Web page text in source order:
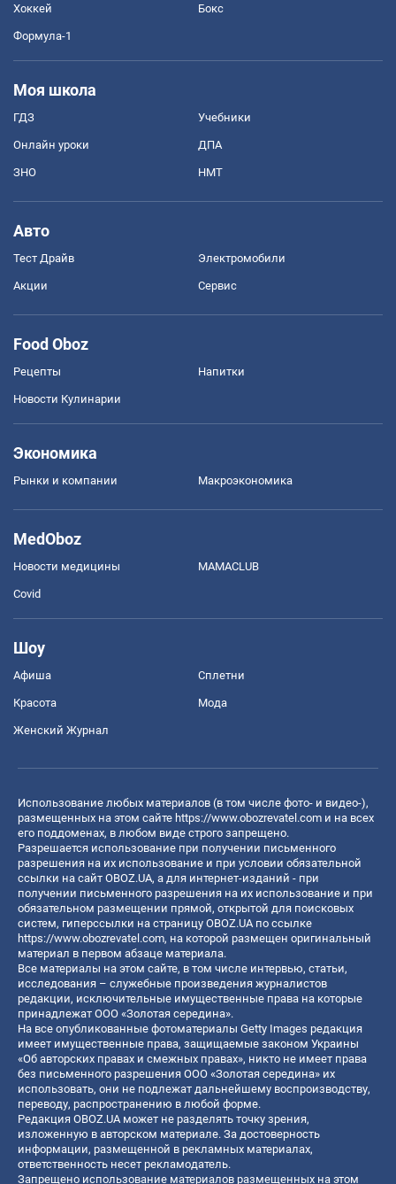
Хоккей Бокс
Формула-1
Моя школа
ГДЗ Учебники
Онлайн уроки ДПА
ЗНО НМТ
Авто
Тест Драйв Электромобили
Акции Сервис
Food Oboz
Рецепты Напитки
Новости Кулинарии
Экономика
Рынки и компании Mакроэкономика
MedOboz
Новости медицины MAMACLUB
Covid
Шоу
Афиша Сплетни
Красота Мода
Женский Журнал
Использование любых материалов (в том числе фото- и видео-),
размещенных на этом сайте https://www.obozrevatel.com и на всех
его поддоменах, в любом виде строго запрещено.
Разрешается использование при получении письменного
разрешения на их использование и при условии обязательной
ссылки на сайт OBOZ.UA, а для интернет-изданий - при
получении письменного разрешения на их использование и при
обязательном размещении прямой, открытой для поисковых
систем, гиперссылки на страницу OBOZ.UA по ссылке
https://www.obozrevatel.com, на которой размещен оригинальный
материал в первом абзаце материала.
Все материалы на этом сайте, в том числе интервью, статьи,
исследования – служебные произведения журналистов
редакции, исключительные имущественные права на которые
принадлежат ООО «Золотая середина».
На все опубликованные фотоматериалы Getty Images редакция
имеет имущественные права, защищаемые законом Украины
«Об авторских правах и смежных правах», никто не имеет права
без письменного разрешения ООО «Золотая середина» их
использовать, они не подлежат дальнейшему воспроизводству,
переводу, распространению в любой форме.
Редакция OBOZ.UA может не разделять точку зрения,
изложенную в авторском материале. За достоверность
информации, размещенной в рекламных материалах,
ответственность несет рекламодатель.
Запрещено использование материалов размещенных на этом